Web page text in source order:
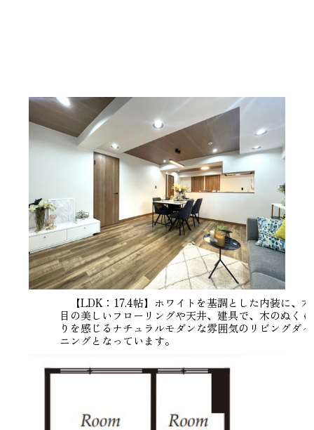
【LDK：17.4帖】ホワイトを基調とした内装に、木
目の美しいフローリングや天井、建具で、木のぬくも
りを感じるナチュラルモダンな雰囲気のリビングダイ
ニングとなっています。